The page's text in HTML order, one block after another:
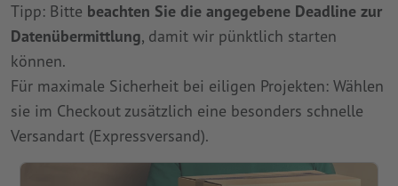
Tipp: Bitte beachten Sie die angegebene Deadline zur
Datenübermittlung, damit wir pünktlich starten
können.
Für maximale Sicherheit bei eiligen Projekten: Wählen
sie im Checkout zusätzlich eine besonders schnelle
Versandart (Expressversand).